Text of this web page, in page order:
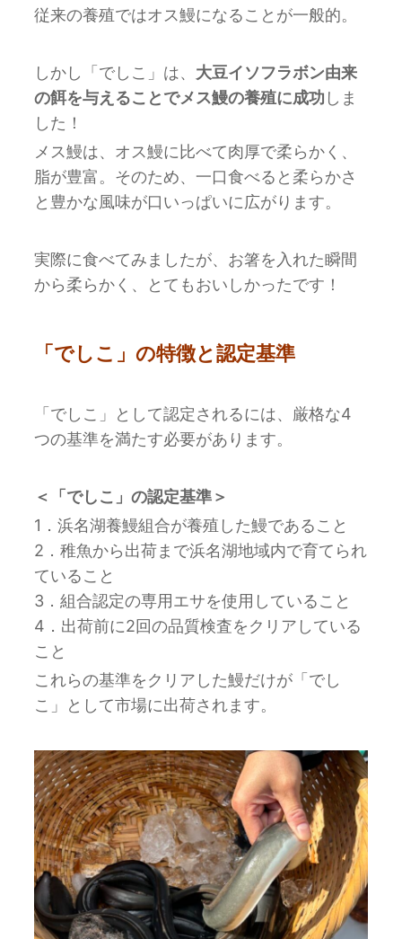
従来の養殖ではオス鰻になることが一般的。
しかし「でしこ」は、 大豆イソフラボン由来
の餌を与えることでメス鰻の養殖に成功 しま
した！
メス鰻は、オス鰻に比べて肉厚で柔らかく、
脂が豊富。そのため、一口食べると柔らかさ
と豊かな風味が口いっぱいに広がります。
実際に食べてみましたが、お箸を入れた瞬間
から柔らかく、とてもおいしかったです！
「でしこ」の特徴と認定基準
「でしこ」として認定されるには、厳格な4
つの基準を満たす必要があります。
＜「でしこ」の認定基準＞
1．浜名湖養鰻組合が養殖した鰻であること
2．稚魚から出荷まで浜名湖地域内で育てられ
ていること
3．組合認定の専用エサを使用していること
4．出荷前に2回の品質検査をクリアしている
こと
これらの基準をクリアした鰻だけが「でし
こ」として市場に出荷されます。